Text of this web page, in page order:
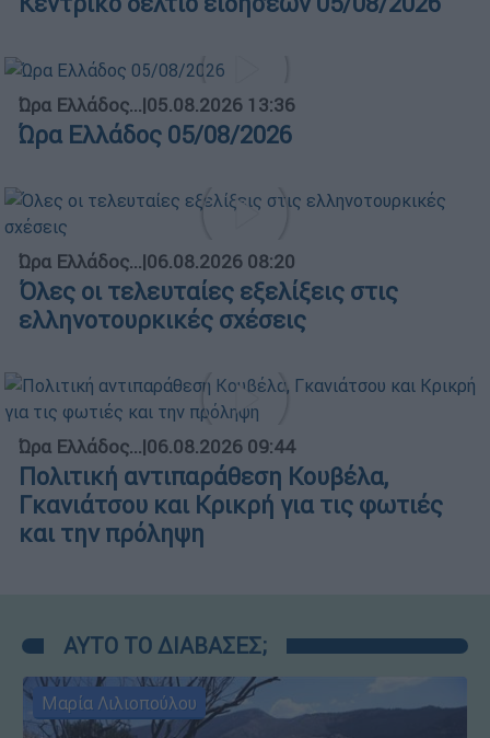
Ώρα Ελλάδος...|05.08.2026 13:36
Ώρα Ελλάδος 05/08/2026
Ώρα Ελλάδος...|06.08.2026 08:20
Όλες οι τελευταίες εξελίξεις στις
ελληνοτουρκικές σχέσεις
Ώρα Ελλάδος...|06.08.2026 09:44
Πολιτική αντιπαράθεση Κουβέλα,
Γκανιάτσου και Κρικρή για τις φωτιές
και την πρόληψη
ΑΥΤΟ ΤΟ ΔΙΑΒΑΣΕΣ;
Μαρία Λιλιοπούλου